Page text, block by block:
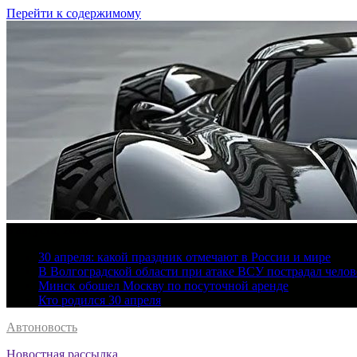
Перейти к содержимому
30 апреля: какой праздник отмечают в России и мире
В Волгоградской области при атаке ВСУ пострадал
Минск обошел Москву по посуточной аренде
Кто родился 30 апреля
Автоновость
Новостная рассылка